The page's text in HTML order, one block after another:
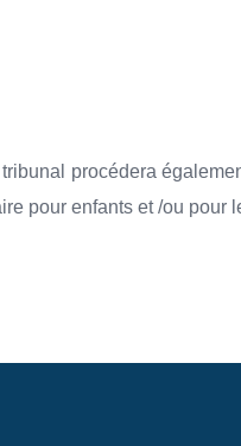
procédera
pour enfants et /ou pour